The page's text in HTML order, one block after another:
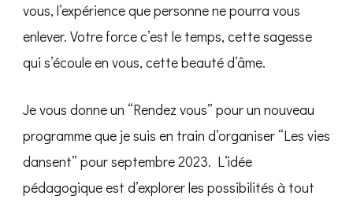
vous, l’expérience que personne ne pourra vous
enlever. Votre force c’est le temps, cette sagesse
qui s’écoule en vous, cette beauté d’âme.
Je vous donne un “Rendez vous” pour un nouveau
programme que je suis en train d’organiser “Les vies
dansent” pour septembre 2023. L’idée
pédagogique est d’explorer les possibilités à tout